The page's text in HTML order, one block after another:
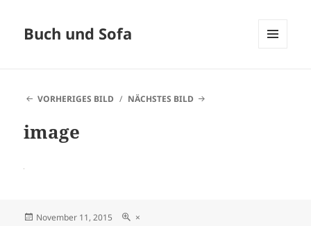
Buch und Sofa
VORHERIGES BILD
NÄCHSTES BILD
image
Veröffentlicht
November 11, 2015 Originalgröße
×